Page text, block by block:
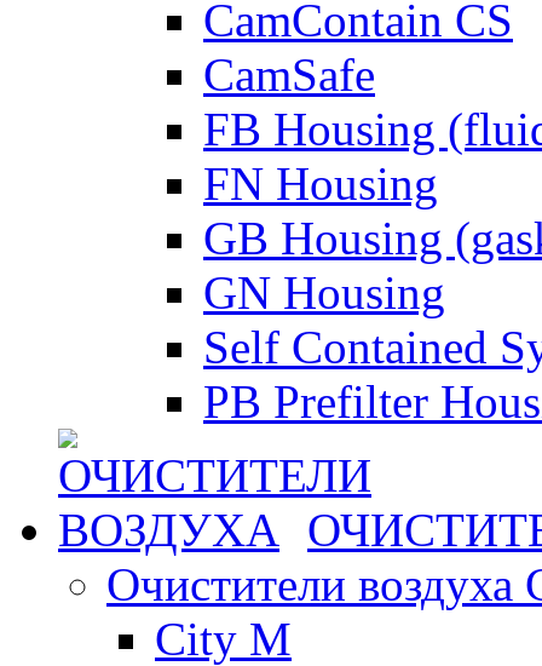
CamContain CS
CamSafe
FB Housing
FN Housing
GB Housing
GN Housing
Self Contained
PB Prefilter
Очистители воздуха
City M